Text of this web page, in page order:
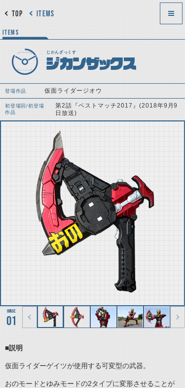
ITEMS
TOP
ITEMS
じかんざっくす
ジカンザックス
登場作品 仮面ライダージオウ
初登場回/初登場
作品
第2話『ベストマッチ2017』(2018年9月9
日放送)
01
■説明
仮面ライダーゲイツが使用する可変型の武器。
おのモードとゆみモードの2タイプに変形させることが